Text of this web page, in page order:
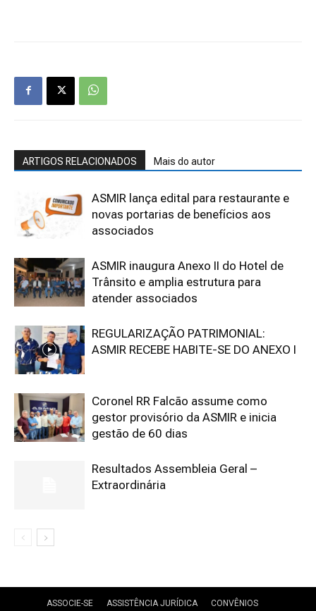
ARTIGOS RELACIONADOS Mais do autor
ASMIR lança edital para restaurante e
novas portarias de benefícios aos
associados
ASMIR inaugura Anexo II do Hotel de
Trânsito e amplia estrutura para
atender associados
REGULARIZAÇÃO PATRIMONIAL:
ASMIR RECEBE HABITE-SE DO ANEXO I
Coronel RR Falcão assume como
gestor provisório da ASMIR e inicia
gestão de 60 dias
Resultados Assembleia Geral –
Extraordinária
ASSOCIE-SE ASSISTÊNCIA JURÍDICA CONVÊNIOS